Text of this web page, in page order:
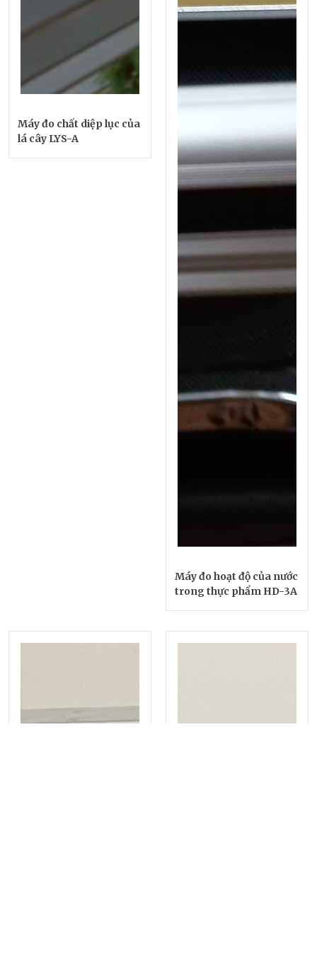
Máy đo chất diệp lục của
lá cây LYS-A
Máy đo hoạt độ của nước
trong thực phẩm HD-3A